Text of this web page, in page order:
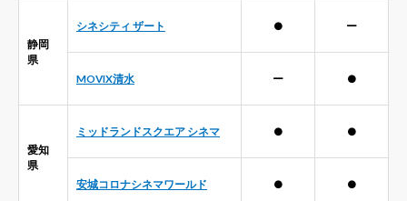
静岡
県
シネシティ ザート ● ー
MOVIX清水 ー ●
愛知
県
ミッドランドスクエア シネマ ● ●
安城コロナシネマワールド ● ●